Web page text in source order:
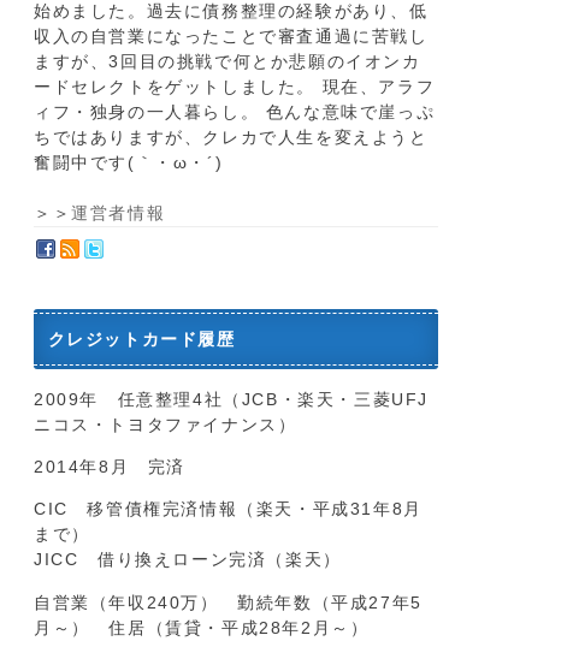
始めました。過去に債務整理の経験があり、低
収入の自営業になったことで審査通過に苦戦し
ますが、3回目の挑戦で何とか悲願のイオンカ
ードセレクトをゲットしました。 現在、アラフ
ィフ・独身の一人暮らし。 色んな意味で崖っぷ
ちではありますが、クレカで人生を変えようと
奮闘中です(｀・ω・´)ゞ
＞＞運営者情報
クレジットカード履歴
2009年 任意整理4社（JCB・楽天・三菱UFJ
ニコス・トヨタファイナンス）
2014年8月 完済
CIC 移管債権完済情報（楽天・平成31年8月
まで）
JICC 借り換えローン完済（楽天）
自営業（年収240万） 勤続年数（平成27年5
月～） 住居（賃貸・平成28年2月～）